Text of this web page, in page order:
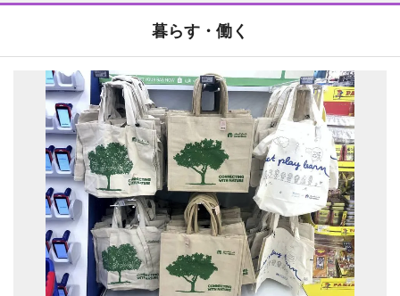
暮らす・働く